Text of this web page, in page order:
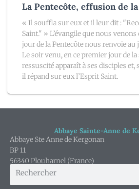
La Pentecôte, effusion de
« Il souffla sur eux et il leur dit :
Saint." » L’évangile que nous venons
jour de la Pentecôte nous renvoie au
Le soir venu, en ce premier jour de la
ressuscité apparaît à ses disciples et,
il répand sur eux l’Esprit Saint.
Abbaye Sainte-Anne de
Abbaye Ste Anne de Kergonan
BP 11
56340 Plouharnel (France)